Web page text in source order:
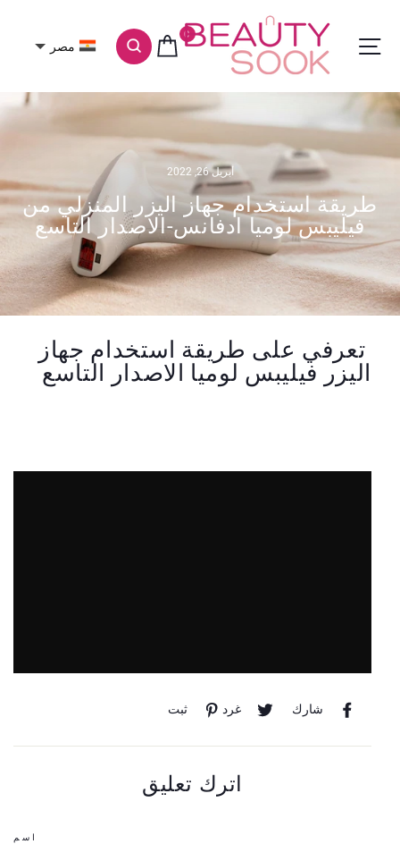
المحتوى
التنقل في الموقع عربة التسوق
0
بحث مصر
أبريل 26, 2022
طريقة استخدام جهاز اليزر المنزلي من
فيليبس لوميا ادفانس-الاصدار التاسع
تعرفي على طريقة استخدام جهاز
اليزر فيليبس لوميا الاصدار التاسع
شارك
انشر
الفيسبوك
غرد غرد
تويتر
ثبت
Pinterest
اترك تعليق
اسم